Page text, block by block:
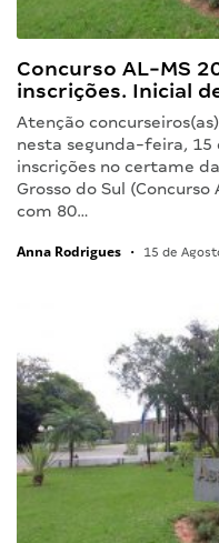
Concurso AL-MS
inscrições. Inicial
Atenção
nesta segunda-feira, 15
inscrições no certame
Grosso do Sul
com 80…
Anna Rodrigues • 15 de